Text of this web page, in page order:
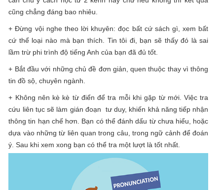
cũng chẳng đáng bao nhiêu.
+ Đừng vội nghe theo lời khuyên: đọc bất cứ sách gì, xem bất
cứ thể loại nào mà bạn thích. Tin tôi đi, bạn sẽ thấy đó là sai
lầm trừ phi trình độ tiếng Anh của bạn đã đủ tốt.
+ Bắt đầu với những chủ đề đơn giản, quen thuộc thay vì thông
tin đồ sộ, chuyên ngành.
+ Không nên kè kè từ điển để tra mỗi khi gặp từ mới. Việc tra
cứu liên tục sẽ làm gián đoạn tư duy, khiến khả năng tiếp nhận
thông tin hạn chế hơn. Bạn có thể đánh dấu từ chưa hiểu, hoặc
dựa vào những từ liên quan trong câu, trong ngữ cảnh để đoán
ý. Sau khi xem xong bạn có thể tra một lượt là tốt nhất.